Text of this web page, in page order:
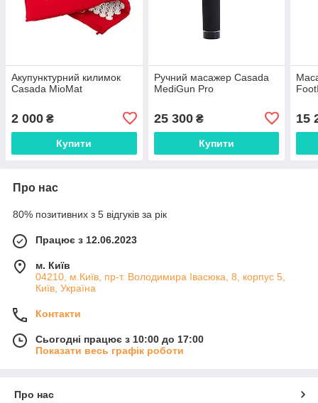
Акупунктурний килимок
Casada MioMat
2 000 ₴
Купити
Ручний масажер Casada
MediGun Pro
25 300₴
Купити
15
Про нас
80% позитивних з 5 відгуків за рік
Працює з 12.06.2023
м. Київ
04210, м.Київ, пр-т. Володимира Івасюка, 8, корпус 5,
Київ, Україна
Контакти
Сьогодні працює з 10:00 до 17:00
Показати весь графік роботи
Про нас